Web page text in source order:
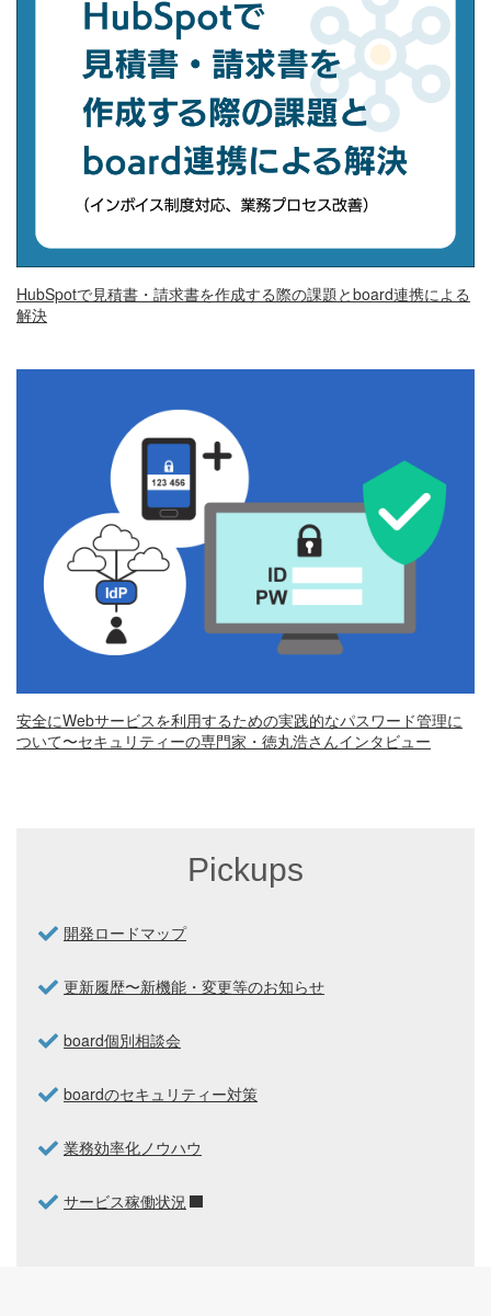
HubSpotで見積書・請求書を作成する際の課題とboard連携による
解決
安全にWebサービスを利用するための実践的なパスワード管理に
ついて〜セキュリティーの専門家・徳丸浩さんインタビュー
Pickups
開発ロードマップ
更新履歴〜新機能・変更等のお知らせ
board個別相談会
boardのセキュリティー対策
業務効率化ノウハウ
サービス稼働状況